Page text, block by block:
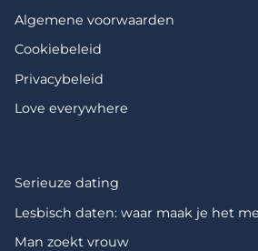
Algemene voorwaarden
Cookiebeleid
Privacybeleid
Love everywhere
Serieuze dating
Lesbisch daten: waar maak je het
Man zoekt vrouw